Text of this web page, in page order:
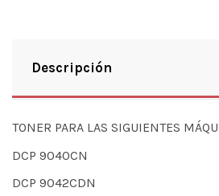
Descripción
TONER PARA LAS SIGUIENTES
DCP 9040CN
DCP 9042CDN